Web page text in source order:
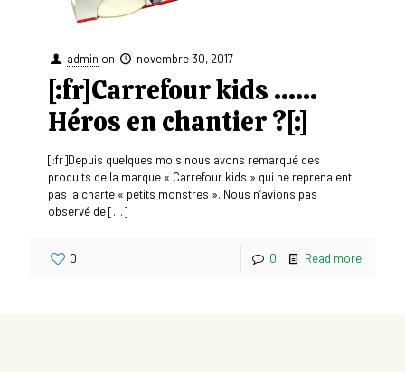
admin on novembre 30, 2017
[:fr]Carrefour kids ……
Héros en chantier ?[:]
[:fr]Depuis quelques mois nous avons remarqué des
produits de la marque « Carrefour kids » qui ne reprenaient
pas la charte « petits monstres ». Nous n’avions pas
observé de[…]
0 0 Read more